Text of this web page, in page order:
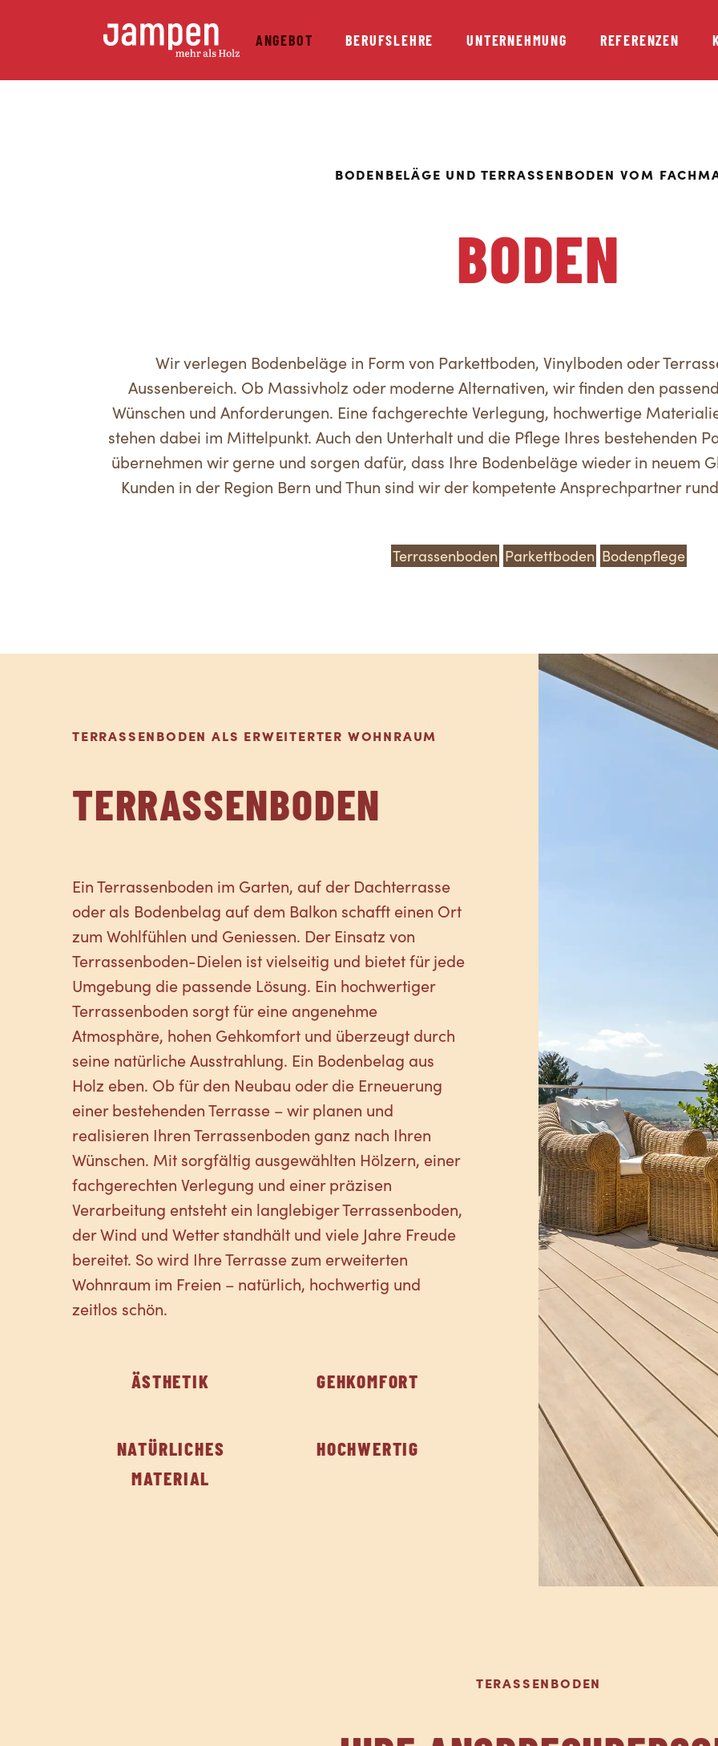
ANGEBOT BERUFSLEHRE UNTERNEHMUNG REFERENZEN
BODENBELÄGE UND TERRASSENBODEN VOM
BODEN
Wir verlegen Bodenbeläge in Form von Parkettboden, Vinylboden oder
Aussenbereich. Ob Massivholz oder moderne Alternativen, wir finden den
Wünschen und Anforderungen. Eine fachgerechte Verlegung, hochwertige
stehen dabei im Mittelpunkt. Auch den Unterhalt und die Pflege Ihres bestehenden
übernehmen wir gerne und sorgen dafür, dass Ihre Bodenbeläge wieder in neuem
Kunden in der Region Bern und Thun sind wir der kompetente Ansprechpartner
Terrassenboden Parkettboden Bodenpflege
TERRASSENBODEN ALS ERWEITERTER WOHNRAUM
TERRASSENBODEN
Ein Terrassenboden im Garten, auf der Dachterrasse
oder als Bodenbelag auf dem Balkon schafft einen Ort
zum Wohlfühlen und Geniessen. Der Einsatz von
Terrassenboden-Dielen ist vielseitig und bietet für jede
Umgebung die passende Lösung. Ein hochwertiger
Terrassenboden sorgt für eine angenehme
Atmosphäre, hohen Gehkomfort und überzeugt durch
seine natürliche Ausstrahlung. Ein Bodenbelag aus
Holz eben. Ob für den Neubau oder die Erneuerung
einer bestehenden Terrasse – wir planen und
realisieren Ihren Terrassenboden ganz nach Ihren
Wünschen. Mit sorgfältig ausgewählten Hölzern, einer
fachgerechten Verlegung und einer präzisen
Verarbeitung entsteht ein langlebiger Terrassenboden,
der Wind und Wetter standhält und viele Jahre Freude
bereitet. So wird Ihre Terrasse zum erweiterten
Wohnraum im Freien – natürlich, hochwertig und
zeitlos schön.
ÄSTHETIK GEHKOMFORT
NATÜRLICHES
MATERIAL
HOCHWERTIG
TERASSENBODEN